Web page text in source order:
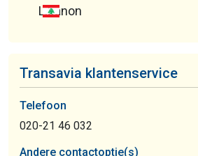
Libanon
Transavia klantenservice
Telefoon
020-21 46 032
Andere contactoptie(s)